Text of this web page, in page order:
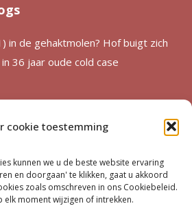
cookie toestemming
kunnen we u de beste website ervaring
en doorgaan' te klikken, gaat u akkoord
zoals omschreven in ons Cookiebeleid.
elk moment wijzigen of intrekken.
in de gehaktmolen? Hof buigt zich
36 jaar oude cold case
ban van verdwijning Duncan
wond voor de familie’
bestraft door tuchtrechter om